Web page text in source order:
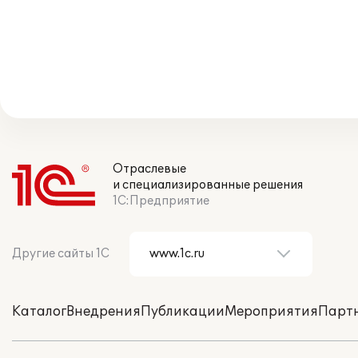
Отраслевые
и специализированные решения
1С:Предприятие
Другие сайты 1С
КаталогВнедренияПубликацииМероприятия